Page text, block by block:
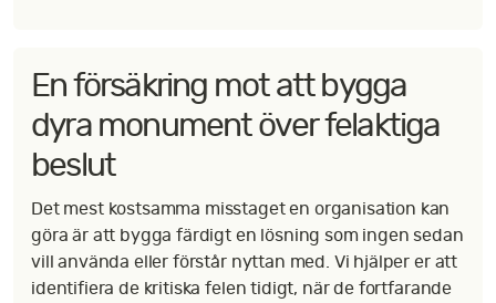
En försäkring mot att bygga
dyra monument över felaktiga
beslut
Det mest kostsamma misstaget en organisation kan
göra är att bygga färdigt en lösning som ingen sedan
vill använda eller förstår nyttan med. Vi hjälper er att
identifiera de kritiska felen tidigt, när de fortfarande